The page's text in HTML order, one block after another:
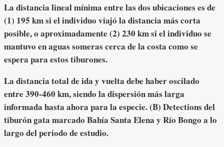
La distancia lineal mínima entre las dos ubicaciones es de
(1) 195 km si el individuo viajó la distancia más corta
posible, o aproximadamente (2) 230 km si el individuo se
mantuvo en aguas someras cerca de la costa como se
espera para estos tiburones.
La distancia total de ida y vuelta debe haber oscilado
entre 390-460 km, siendo la dispersión más larga
informada hasta ahora para la especie. (B) Detections del
tiburón gata marcado Bahía Santa Elena y Río Bongo a lo
largo del periodo de estudio.